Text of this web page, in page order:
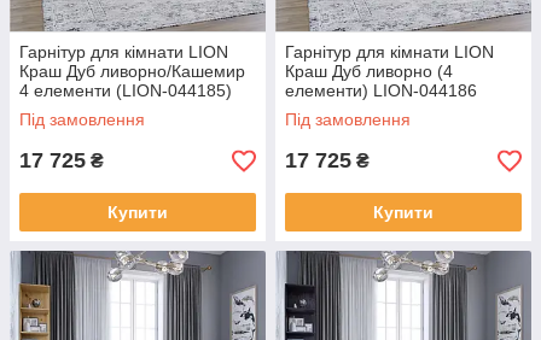
Гарнітур для кімнати LION
Краш Дуб ливорно/Кашемир
4 елементи (LION-044185)
Під замовлення
17 725 ₴
Купити
Гарнітур для кімнати LION
Краш Дуб ливорно (4
елементи) LION-044186
Під замовлення
17 725 ₴
Купити